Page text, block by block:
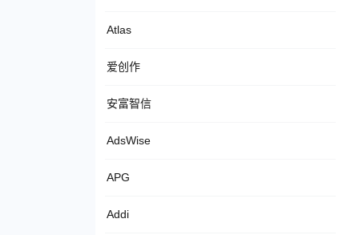
Atlas
爱创作
安富智信
AdsWise
APG
Addi